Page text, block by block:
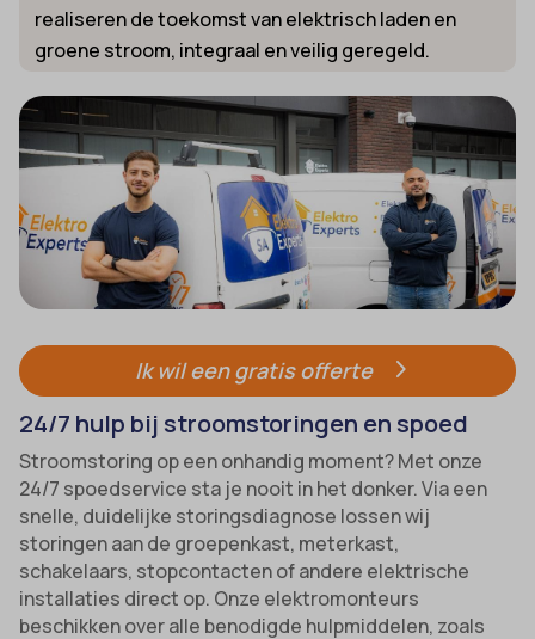
realiseren de toekomst van elektrisch laden en
groene stroom, integraal en veilig geregeld.
Ik wil een gratis offerte
24/7 hulp bij stroomstoringen en spoed
Stroomstoring op een onhandig moment? Met onze
24/7 spoedservice sta je nooit in het donker. Via een
snelle, duidelijke storingsdiagnose lossen wij
storingen aan de groepenkast, meterkast,
schakelaars, stopcontacten of andere elektrische
installaties direct op. Onze elektromonteurs
beschikken over alle benodigde hulpmiddelen, zoals